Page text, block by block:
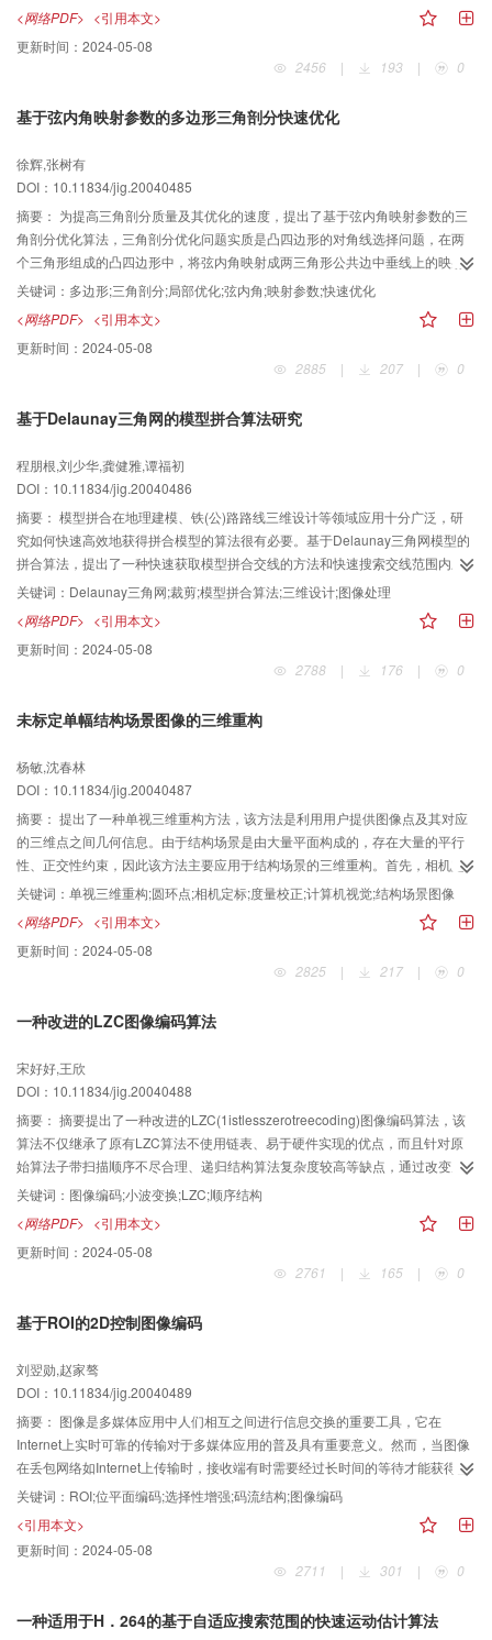
板在通带区域内波纹起伏明显少于无窗模板。 3种带窗模板中，双窗的平滑性优
于单窗和无窗，但具有较大的过渡沿。分别用 7× 7、11× 11和 17× 17阶模板对
具有不同频率分布的亚采样灰度图像进行了内插处理模拟实验，并对结果进行
了分析和比较，验证了用带窗模板恢复亚奈图像可以获得较高的信噪比，提高
<网络PDF> <引用本文>
更新时间： 2024-05-08
2456
| 193 | 0
基于弦内角映射参数的多边形三角剖分快速优化
徐辉,张树有
DOI：10.11834/jig.20040485
摘要： 为提高三角剖分质量及其优化的速度，提出了基于弦内角映射参数的三
角剖分优化算法，三角剖分优化问题实质是凸四边形的对角线选择问题，在两
个三角形组成的凸四边形中，将弦内角映射成两三角形公共边中垂线上的映射
参数值，经过证明映射参数与弦内角具有等价的三角剖分优化判别特性，因此
三角剖分局部优化转化为映射参数的判别问题。理论分析与实践表明，该方法
实现非常容易，且映射参数计算简洁方便、快捷可靠，弦内角映射参数判别方
法避免了传统方法所必需的角度、半径距离计算，明显地提高了计算效率。
关键词： 多边形;三角剖分;局部优化;弦内角;映射参数;快速优化
<网络PDF> <引用本文>
更新时间： 2024-05-08
2885
| 207 | 0
基于Delaunay三角网的模型拼合算法研究
程朋根,刘少华,龚健雅,谭福初
DOI：10.11834/jig.20040486
摘要： 模型拼合在地理建模、铁(公)路路线三维设计等领域应用十分广泛，研
究如何快速高效地获得拼合模型的算法很有必要。基于Delaunay三角网模型的
拼合算法，提出了一种快速获取模型拼合交线的方法和快速搜索交线范围内三
角形的算法，采取拼合交线入网及初始D-三角网的裁剪2个关键步骤来实现D-三
角网模型拼合。对模型拼合的整个过程进行了详细的阐述，采用VC^ 6．O语言
实现了算法，并利用实验数据对算法进行测试，验证了算法的正确性与可行
性。
关键词： Delaunay三角网;裁剪;模型拼合算法;三维设计;图像处理
<网络PDF> <引用本文>
更新时间： 2024-05-08
2788
| 176 | 0
未标定单幅结构场景图像的三维重构
杨敏,沈春林
DOI：10.11834/jig.20040487
摘要： 提出了一种单视三维重构方法，该方法是利用用户提供图像点及其对应
的三维点之间几何信息。由于结构场景是由大量平面构成的，存在大量的平行
性、正交性约束，因此该方法主要应用于结构场景的三维重构。首先，相机定
标和计算每个平面的度量信息，即先基于3组互相垂直方向的影灭点，对方形像
素相机标定，再利用影灭线和圆环点像，对每个平面度量校正；然后考虑每个
校正平面的尺度因子和非正交平面间的相对面向，从而将所有校正后的平面缝
合起来。采用真实图像进行实验，实验结果表明，该方法简单易用。
关键词： 单视三维重构;圆环点;相机定标;度量校正;计算机视觉;结构场景图像
<网络PDF> <引用本文>
更新时间： 2024-05-08
2825
| 217 | 0
一种改进的LZC图像编码算法
宋好好,王欣
DOI：10.11834/jig.20040488
摘要： 摘要提出了一种改进的LZC(1istlesszerotreecoding)图像编码算法，该
算法不仅继承了原有LZC算法不使用链表、易于硬件实现的优点，而且针对原
始算法子带扫描顺序不尽合理、递归结构算法复杂度较高等缺点，通过改变空
间子带的编码顺序，将块的概念引入编码过程在改进算法中完全采用顺序结构
等措施进一步提高了原有算法的工作效率、降低了LZC算法的复杂度。实验结
果表明，该算法是一种高效的图像编码算法，其不仅具有良好的视觉效果、无
方块效应，而且在相同压缩比情况下，该算法的图像重构质量和PSNR均明显优
关键词： 图像编码;小波变换;LZC;顺序结构
<网络PDF> <引用本文>
更新时间： 2024-05-08
2761
| 165 | 0
基于ROI的2D控制图像编码
刘翌勋,赵家骜
DOI：10.11834/jig.20040489
摘要： 图像是多媒体应用中人们相互之间进行信息交换的重要工具，它在
Internet上实时可靠的传输对于多媒体应用的普及具有重要意义。然而，当图像
在丢包网络如Internet上传输时，接收端有时需要经过长时间的等待才能获得整
个码流来重建图像。为此提出了一种基于对象的精细可伸缩性编码方法，该方
法将对象编码与位平面编码相结合。一方面，这种方法具有精细增强图像质量
的能力；另一方面，它又可以通过指定对象优先级和提升位平面来更为灵活地
控制用户感兴趣区(ROI，region of interest)。试验结果证明，该算法具有精细
关键词： ROI;位平面编码;选择性增强;码流结构;图像编码
<引用本文>
更新时间： 2024-05-08
2711
| 301 | 0
一种适用于H．264的基于自适应搜索范围的快速运动估计算法